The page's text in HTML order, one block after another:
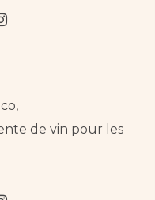
de vin pour les